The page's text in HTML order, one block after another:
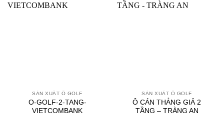
SẢN XUẤT Ô GOLF
O-GOLF-2-TANG-
VIETCOMBANK
SẢN XUẤT Ô GOLF
Ô CÁN THẲNG GIẢ 2
TẦNG – TRÀNG AN